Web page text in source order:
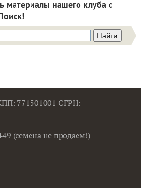
материалы нашего клуба с
771501001 ОГРН:
(семена не продаем!)